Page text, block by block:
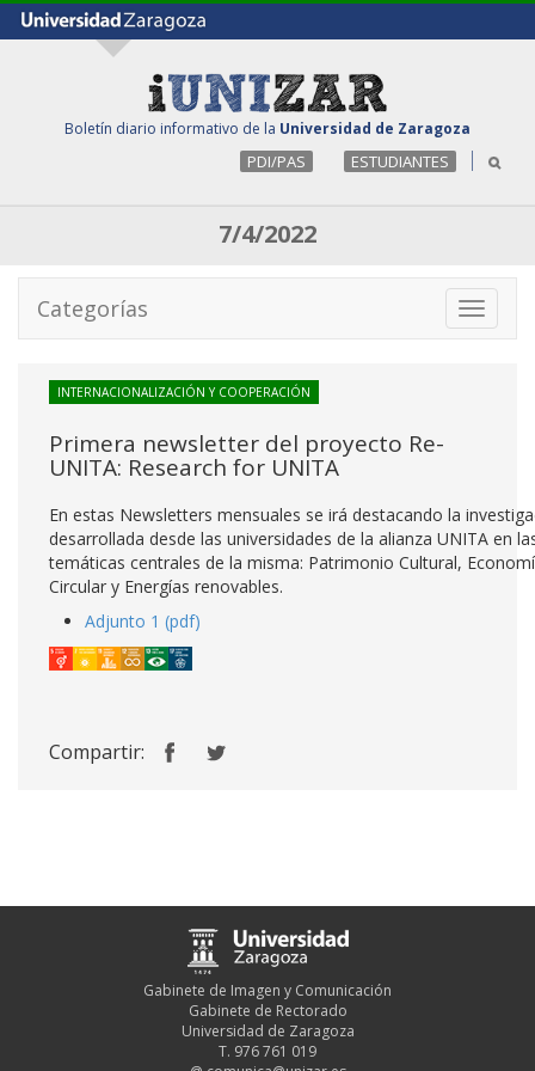
Boletín diario informativo de la Universidad de Zaragoza
PDI/PAS ESTUDIANTES
7/4/2022
Toggle
Categorías
INTERNACIONALIZACIÓN Y COOPERACIÓN
Primera newsletter del proyecto Re-
UNITA: Research for UNITA
En estas Newsletters mensuales se irá destacando la
desarrollada desde las universidades de la alianza UNITA en
temáticas centrales de la misma: Patrimonio Cultural,
Circular y Energías renovables.
Adjunto 1 (pdf)
Compartir:
Gabinete de Imagen y Comunicación
Gabinete de Rectorado
Universidad de Zaragoza
T. 976 761 019